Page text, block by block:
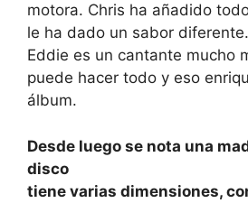
motora. Chris ha añadido
le ha dado un sabor diferente.
Eddie es un cantante mucho
puede hacer todo y eso
álbum.
Desde luego se nota una
disco
tiene varias dimensiones,